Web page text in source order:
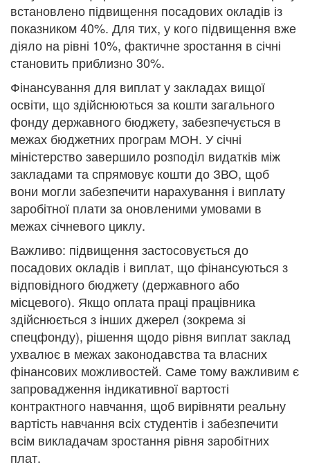
встановлено підвищення посадових окладів із
показником 40%. Для тих, у кого підвищення вже
діяло на рівні 10%, фактичне зростання в січні
становить приблизно 30%.
Фінансування для виплат у закладах вищої
освіти, що здійснюються за кошти загального
фонду державного бюджету, забезпечується в
межах бюджетних програм МОН. У січні
міністерство завершило розподіл видатків між
закладами та спрямовує кошти до ЗВО, щоб
вони могли забезпечити нарахування і виплату
заробітної плати за оновленими умовами в
межах січневого циклу.
Важливо: підвищення застосовується до
посадових окладів і виплат, що фінансуються з
відповідного бюджету (державного або
місцевого). Якщо оплата праці працівника
здійснюється з інших джерел (зокрема зі
спецфонду), рішення щодо рівня виплат заклад
ухвалює в межах законодавства та власних
фінансових можливостей. Саме тому важливим є
запровадження індикативної вартості
контрактного навчання, щоб вирівняти реальну
вартість навчання всіх студентів і забезпечити
всім викладачам зростання рівня заробітних
плат.